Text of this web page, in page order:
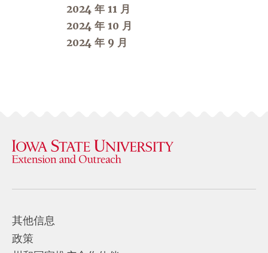
2024 年 11 月
2024 年 10 月
2024 年 9 月
其他信息
政策